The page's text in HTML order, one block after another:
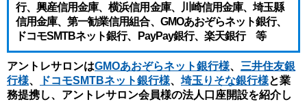
行、興産信用金庫、横浜信用金庫、川崎信用金庫、埼玉縣
信用金庫、第一勧業信用組合、GMOあおぞらネット銀行、
ドコモSMTBネット銀行、PayPay銀行、楽天銀行 等
アントレサロンはGMOあおぞらネット銀行様、 三井住友銀
行様、 ドコモSMTBネット銀行様、 埼玉りそな銀行様と業
務提携し、アントレサロン会員様の法人口座開設を紹介し